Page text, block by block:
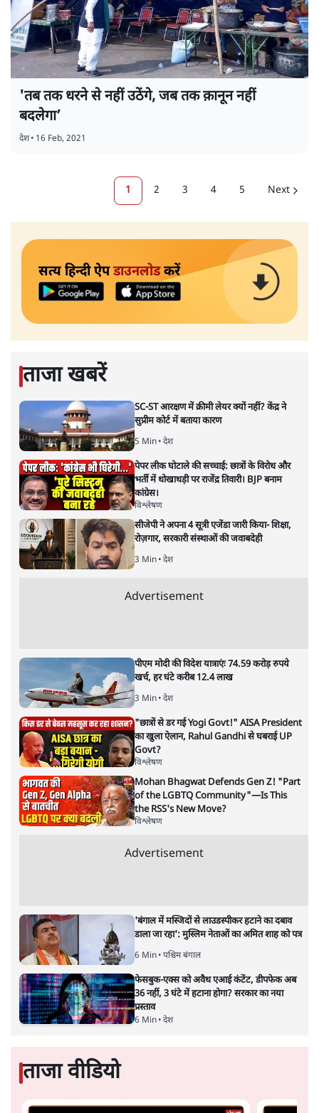
'तब तक धरने से नहीं उठेंगे, जब तक क़ानून नहीं
बदलेगा’
देश• 16 Feb, 2021
1 2 3 4 5 Next
सत्य हिन्दी ऐपडाउनलोडकरें
ताजा खबरें
SC-ST आरक्षण में क्रीमी लेयर क्यों नहीं? केंद्र ने
सुप्रीम कोर्ट में बताया कारण
5 Min• देश
पेपर लीक घोटाले की सच्चाई: छात्रों के विरोध और
भर्ती में धोखाधड़ी पर राजेंद्र तिवारी। BJP बनाम
कांग्रेस।
विश्लेषण
सीजेपी ने अपना 4 सूत्री एजेंडा जारी किया- शिक्षा,
रोज़गार, सरकारी संस्थाओं की जवाबदेही
3 Min• देश
Advertisement
पीएम मोदी की विदेश यात्राएंः 74.59 करोड़ रुपये
खर्च, हर घंटे करीब 12.4 लाख
3 Min• देश
"छात्रों से डर गई Yogi Govt!" AISA President
का खुला ऐलान, Rahul Gandhi से घबराई UP
Govt?
विश्लेषण
Mohan Bhagwat Defends Gen Z! "Part
of the LGBTQ Community"—Is This
the RSS's New Move?
विश्लेषण
Advertisement
'बंगाल में मस्जिदों से लाउडस्पीकर हटाने का दबाव
डाला जा रहा': मुस्लिम नेताओं का अमित शाह को पत्र
6 Min• पश्चिम बंगाल
फेसबुक-एक्स को अवैध एआई कंटेंट, डीपफेक अब
36 नहीं, 3 घंटे में हटाना होगा? सरकार का नया
प्रस्ताव
6 Min• देश
ताजा वीडियो